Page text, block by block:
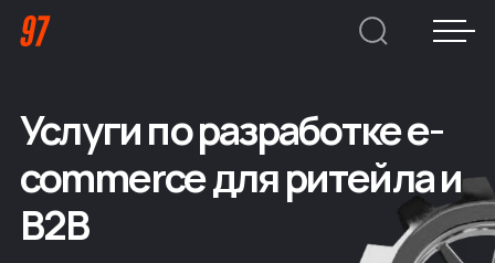
Дмитрий Хоружко
CEO Nineseven
Услуги по разработке e-
commerce для ритейла и
B2B